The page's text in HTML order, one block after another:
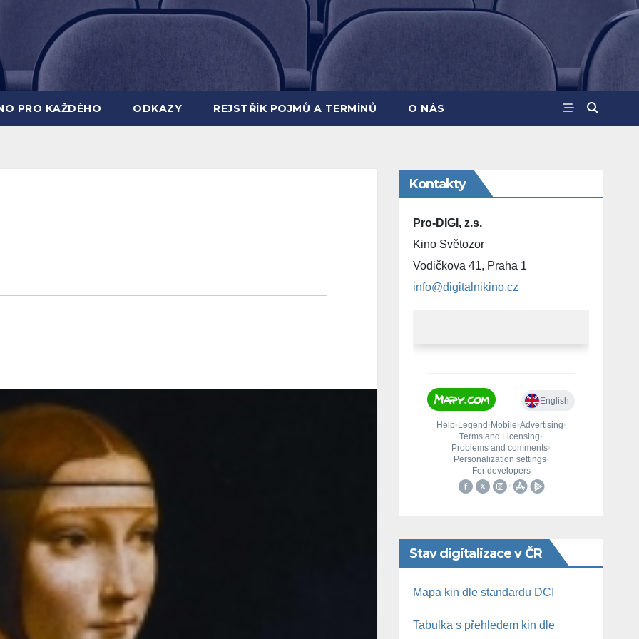
PRO KAŽDÉHO ODKAZY REJSTŘÍK POJMŮ A TERMÍNŮ O NÁS
Kontakty
Pro-DIGI, z.s.
Kino Světozor
Vodičkova 41, Praha 1
info@digitalnikino.cz
Stav digitalizace v ČR
Mapa kin dle standardu DCI
Tabulka s přehledem kin dle